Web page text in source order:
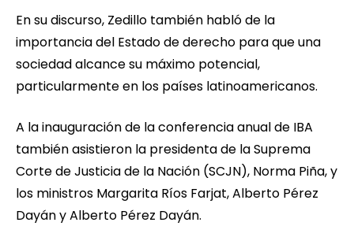
En su discurso, Zedillo también habló de la
importancia del Estado de derecho para que una
sociedad alcance su máximo potencial,
particularmente en los países latinoamericanos.
A la inauguración de la conferencia anual de IBA
también asistieron la presidenta de la Suprema
Corte de Justicia de la Nación (SCJN), Norma Piña, y
los ministros Margarita Ríos Farjat, Alberto Pérez
Dayán y Alberto Pérez Dayán.